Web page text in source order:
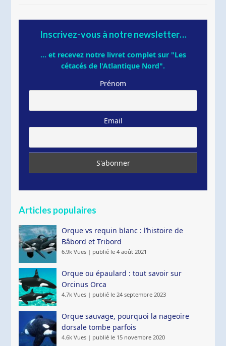
Inscrivez-vous à notre newsletter…
... et recevez notre livret complet sur "Les
cétacés de l'Atlantique Nord".
Prénom
Email
Articles populaires
Orque vs requin blanc : l’histoire de
Bâbord et Tribord
6.9k Vues | publié le 4 août 2021
Orque ou épaulard : tout savoir sur
Orcinus Orca
4.7k Vues | publié le 24 septembre 2023
Orque sauvage, pourquoi la nageoire
dorsale tombe parfois
4.6k Vues | publié le 15 novembre 2020